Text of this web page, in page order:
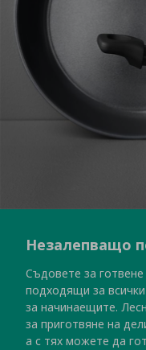
Незалепващо
Съдовете за
подходящи за
за начинаещите.
за приготвяне на
а с тях можете да